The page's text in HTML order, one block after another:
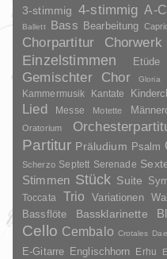
3-stimmig 4-stimmig A-
Ballett Bass Bearbeitung
Chorpartitur Chorwerk
Einzelstimmen
Etüde
Gemischter Chor Gloria
Kammermusik Kantate
Lied Messe Motette
Oratorium
Partitur Präludium Psalm
Scherzo Septett Serenade
Stimmen Stück Suite
Toccata Trio Variationen
Bassflöte Bassklarinette
Cello Cembalo Crotales
E-Gitarre Englischhorn Erhu